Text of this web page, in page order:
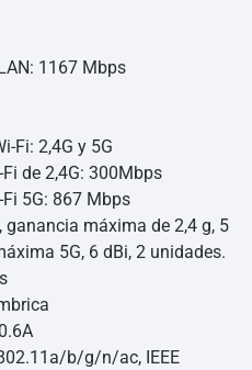
1167 Mbps
Fi: 2,4G y 5G
de 2,4G: 300Mbps
5G: 867 Mbps
ganancia máxima de 2,4 g, 5
5G, 6 dBi, 2 unidades.
b/g/n/ac, IEEE